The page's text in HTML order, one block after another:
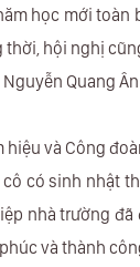
học mới
hội nghị
Nguyễn Quang
hiệu và Công
có sinh nhật
nhà trường
và thành